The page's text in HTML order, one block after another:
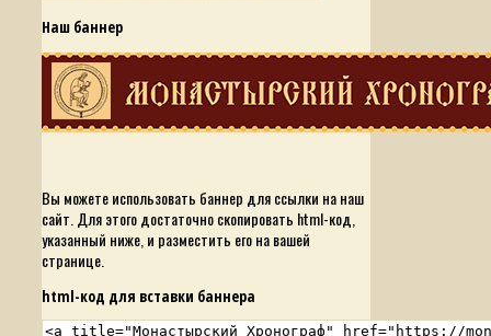
Наш баннер
Вы можете использовать баннер для ссылки на наш
сайт. Для этого достаточно скопировать html-код,
указанный ниже, и разместить его на вашей
странице.
html-код для вставки баннера